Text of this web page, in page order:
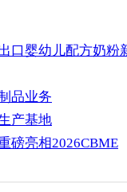
口婴幼儿配方奶粉
品业务
产基地
磅亮相2026CBME